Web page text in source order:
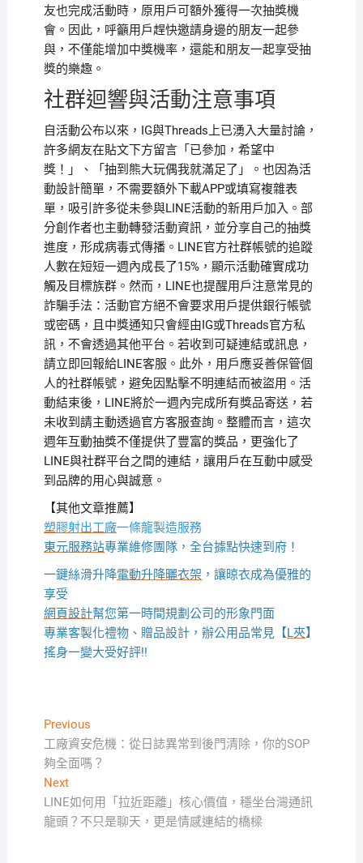
友也完成活動時，原用戶可額外獲得一次抽獎機
會。因此，呼籲用戶趕快邀請身邊的朋友一起參
與，不僅能增加中獎機率，還能和朋友一起享受抽
獎的樂趣。
社群迴響與活動注意事項
自活動公布以來，IG與Threads上已湧入大量討論，
許多網友在貼文下方留言「已參加，希望中
獎！」、「抽到熊大玩偶我就滿足了」。也因為活
動設計簡單，不需要額外下載APP或填寫複雜表
單，吸引許多從未參與LINE活動的新用戶加入。部
分創作者也主動轉發活動資訊，並分享自己的抽獎
進度，形成病毒式傳播。LINE官方社群帳號的追蹤
人數在短短一週內成長了15%，顯示活動確實成功
觸及目標族群。然而，LINE也提醒用戶注意常見的
詐騙手法：活動官方絕不會要求用戶提供銀行帳號
或密碼，且中獎通知只會經由IG或Threads官方私
訊，不會透過其他平台。若收到可疑連結或訊息，
請立即回報給LINE客服。此外，用戶應妥善保管個
人的社群帳號，避免因點擊不明連結而被盜用。活
動結束後，LINE將於一週內完成所有獎品寄送，若
未收到請主動透過官方客服查詢。整體而言，這次
週年互動抽獎不僅提供了豐富的獎品，更強化了
LINE與社群平台之間的連結，讓用戶在互動中感受
到品牌的用心與誠意。
【其他文章推薦】
塑膠射出工廠一條龍製造服務
東元服務站專業維修團隊，全台據點快速到府！
一鍵絲滑升降電動升降曬衣架 ，讓晾衣成為優雅的
享受
網頁設計幫您第一時間規劃公司的形象門面
專業客製化禮物、贈品設計，辦公用品常見【L夾】
搖身一變大受好評!!
文
章
導
覽
PreviousPrevious
post:
工廠資安危機：從日誌異常到後門清除，你的SOP
夠全面嗎？
NextNext
post:
LINE如何用「拉近距離」核心價值，穩坐台灣通訊
龍頭？不只是聊天，更是情感連結的橋樑